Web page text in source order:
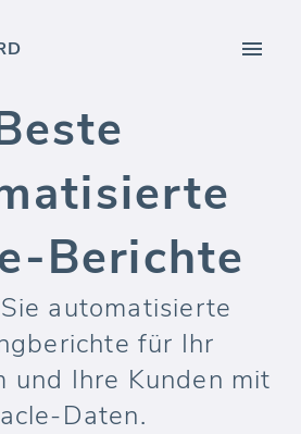
Berichte
automatisierte
für Ihr
und Ihre Kunden mit
Daten.